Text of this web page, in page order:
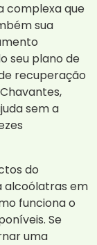
complexa que
sua
seu plano de
recuperação
sem a
do
alcoólatras em
funciona o
Se
uma